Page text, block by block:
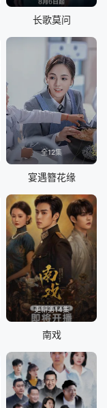
长歌莫问
全12集
宴遇簪花缘
更新第14集
南戏